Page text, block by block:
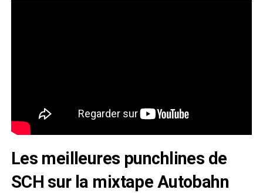
Les meilleures punchlines de
SCH sur la mixtape Autobahn